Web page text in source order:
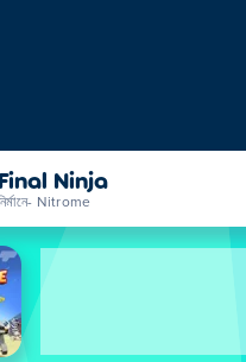
Final Ninja
Nitrome